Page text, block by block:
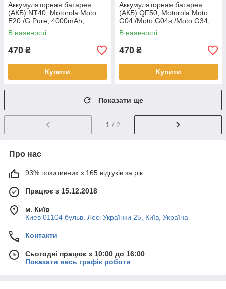
Аккумуляторная батарея
(АКБ) NT40, Motorola Moto
E20 /G Pure, 4000mAh,
оригінал PRC
В наявності
470 ₴
Купити
Аккумуляторная батарея
(АКБ) QF50, Motorola Moto
G04 /Moto G04s /Moto G34,
5000mAh, оригінал PRC
В наявності
470 ₴
Купити
Показати ще
1 / 2
Про нас
93% позитивних з 165 відгуків за рік
Працює з 15.12.2018
м. Київ
Киев 01104 бульв. Лесі Українки 25, Київ, Україна
Контакти
Сьогодні працює з 10:00 до 16:00
Показати весь графік роботи